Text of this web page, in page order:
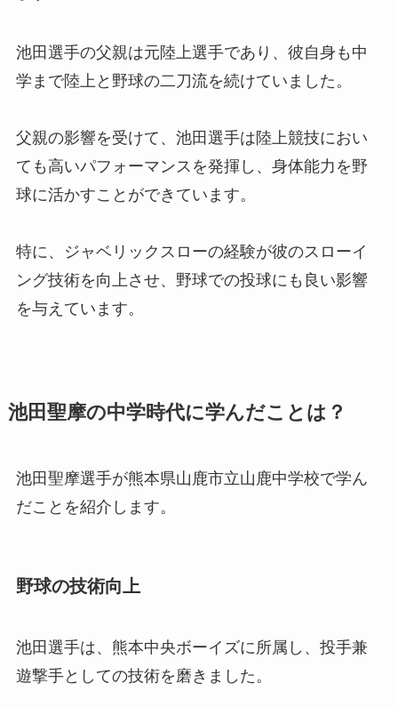
池田選手の父親は元陸上選手であり、彼自身も中
学まで陸上と野球の二刀流を続けていました。
父親の影響を受けて、池田選手は陸上競技におい
ても高いパフォーマンスを発揮し、身体能力を野
球に活かすことができています。
特に、ジャベリックスローの経験が彼のスローイ
ング技術を向上させ、野球での投球にも良い影響
を与えています。
池田聖摩の中学時代に学んだことは？
池田聖摩選手が熊本県山鹿市立山鹿中学校で学ん
だことを紹介します。
野球の技術向上
池田選手は、熊本中央ボーイズに所属し、投手兼
遊撃手としての技術を磨きました。